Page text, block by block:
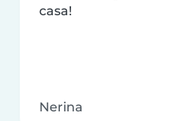
casa!
Nerina